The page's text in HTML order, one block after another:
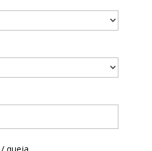
queja